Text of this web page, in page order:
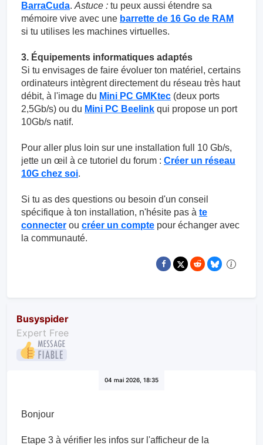
BarraCuda. Astuce : tu peux aussi étendre sa
mémoire vive avec une barrette de 16 Go de RAM
si tu utilises les machines virtuelles.
3. Équipements informatiques adaptés
Si tu envisages de faire évoluer ton matériel, certains
ordinateurs intègrent directement du réseau très haut
débit, à l'image du Mini PC GMKtec (deux ports
2,5Gb/s) ou du Mini PC Beelink qui propose un port
10Gb/s natif.
Pour aller plus loin sur une installation full 10 Gb/s,
jette un œil à ce tutoriel du forum : Créer un réseau
10G chez soi.
Si tu as des questions ou besoin d'un conseil
spécifique à ton installation, n'hésite pas à te
connecter ou créer un compte pour échanger avec
la communauté.
Busyspider
Expert Free
04 mai 2026, 18:35
Bonjour
Etape 3 à vérifier les infos sur l'afficheur de la